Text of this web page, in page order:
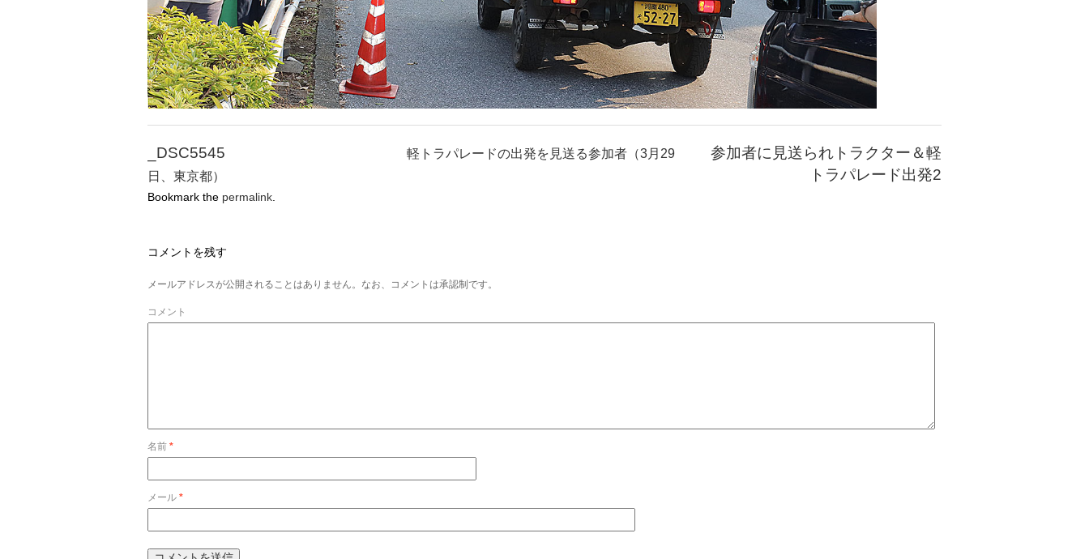
_DSC5545
参加者に見送られトラクター＆軽
トラパレード出発2
軽トラパレードの出発を見送る参加者（3月29
日、東京都）
Bookmark the permalink
コメントを残す
メールアドレスが公開されることはありません。なお、コメントは承認制です。
コメント
名前 *
メール *